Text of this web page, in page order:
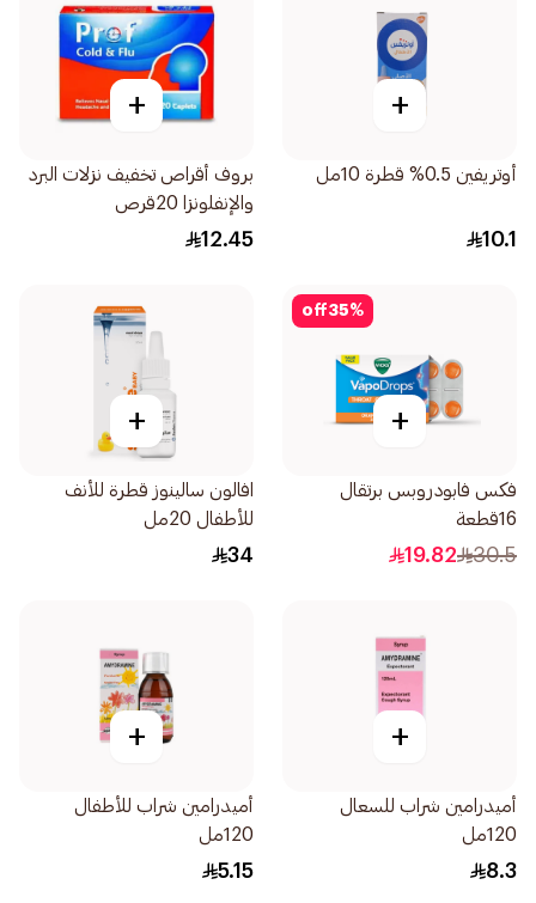
+
أوتريفين 0.5% قطرة 10مل
10.1
+
بروف أقراص تخفيف نزلات البرد
والإنفلونزا 20قرص
12.45
35%
off
+
فكس فابودروبس برتقال
16قطعة
30.5
19.82
+
افالون سالينوز قطرة للأنف
للأطفال 20مل
34
+
أميدرامين شراب للسعال
120مل
8.3
+
أميدرامين شراب للأطفال
120مل
5.15